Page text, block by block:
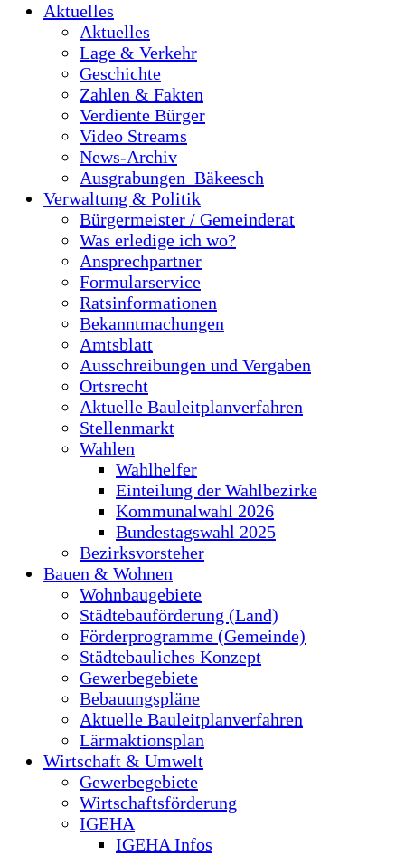
Aktuelles
Aktuelles
Lage & Verkehr
Geschichte
Zahlen & Fakten
Verdiente Bürger
Video Streams
News-Archiv
Ausgrabungen_Bäkeesch
Verwaltung & Politik
Bürgermeister / Gemeinderat
Was erledige ich wo?
Ansprechpartner
Formularservice
Ratsinformationen
Bekanntmachungen
Amtsblatt
Ausschreibungen und Vergaben
Ortsrecht
Aktuelle Bauleitplanverfahren
Stellenmarkt
Wahlen
Wahlhelfer
Einteilung der Wahlbezirke
Kommunalwahl 2026
Bundestagswahl 2025
Bezirksvorsteher
Bauen & Wohnen
Wohnbaugebiete
Städtebauförderung (Land)
Förderprogramme (Gemeinde)
Städtebauliches Konzept
Gewerbegebiete
Bebauungspläne
Aktuelle Bauleitplanverfahren
Lärmaktionsplan
Wirtschaft & Umwelt
Gewerbegebiete
Wirtschaftsförderung
IGEHA
IGEHA Infos